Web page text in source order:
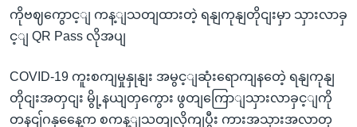
ကိုဗဈကွောင့ျ ကန့ျသတျထားတဲ့ ရနျကုနျတိုငျးမှာ သှားလာခှ
င့ျ QR Pass လိုအပျ
COVID-19 ကူးစကျမှုနှုနျး အမွင့ျဆုံးရောကျနတေဲ့ ရနျကုနျ
တိုငျးအတှငျး မွို့နယျတှကွေား ဖွတျကြောျသှားလာခှင့ျကို
တနငျ်ဂနှနေေ့က စကန့ျသတျလိုကျပွီး ကားအသှားအလာတှ